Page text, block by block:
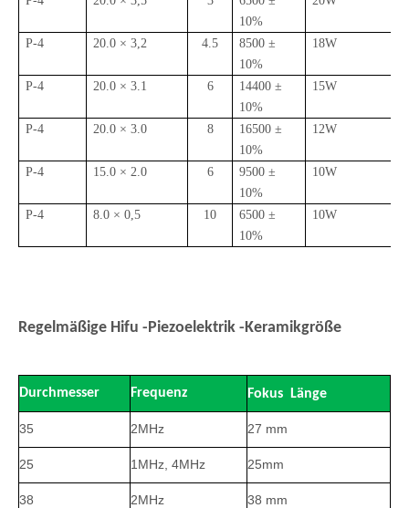
10%
P-4 20.0 × 3,2 4.5
8500 ±
10%
18W
P-4 20.0 × 3.1 6
14400 ±
10%
15W
P-4 20.0 × 3.0 8
16500 ±
10%
12W
P-4 15.0 × 2.0 6
9500 ±
10%
10W
P-4 8.0 × 0,5 10
6500 ±
10%
10W
Regelmäßige Hifu -Piezoelektrik -Keramikgröße
Durchmesser Frequenz Fokus Länge
35 2MHz 27 mm
25 1MHz, 4MHz 25mm
38 2MHz 38 mm